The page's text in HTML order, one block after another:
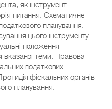
як інструмент
питання. Схематичне
планування.
цього інструменту
положення
вказаної теми. Правова
податкових
фіскальних органів
планування.